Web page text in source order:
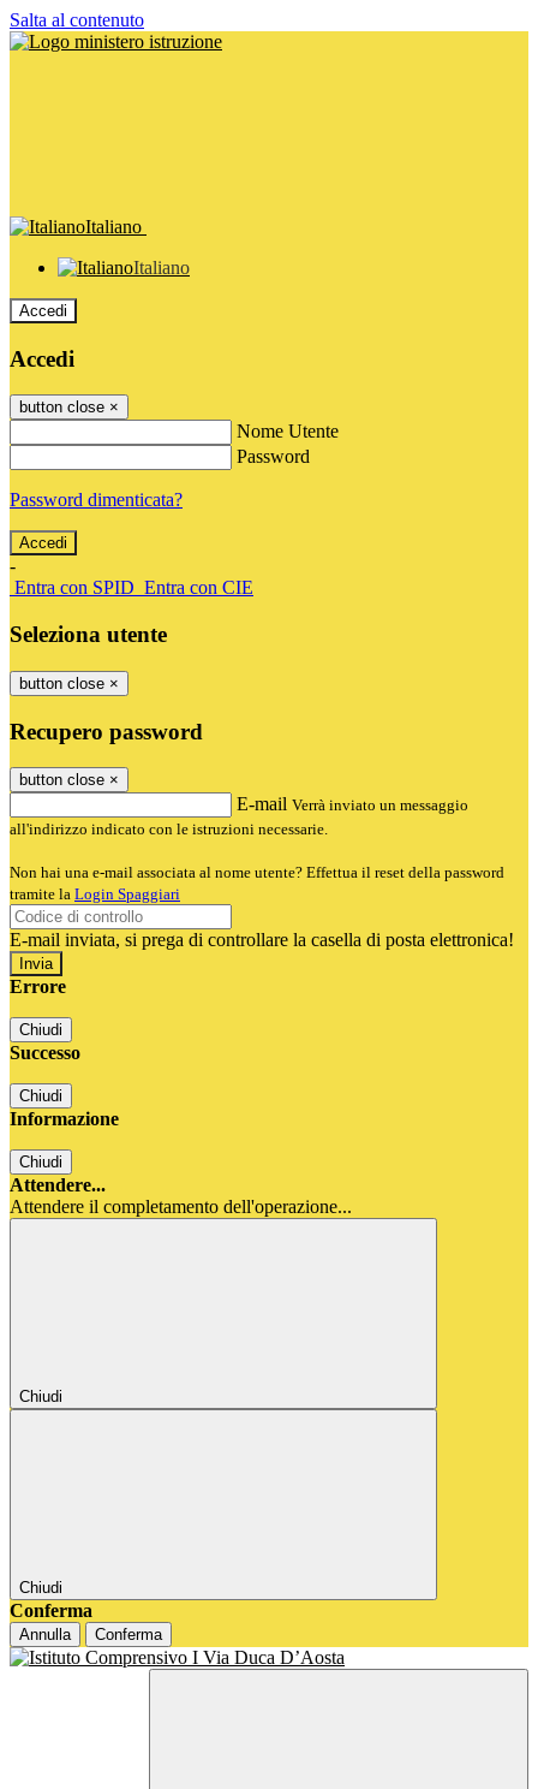
Salta al contenuto
Italiano
Italiano
Accedi
Accedi
button close ×
Nome Utente
Password
Password dimenticata?
-
Entra con SPID Entra con CIE
Seleziona utente
button close ×
Recupero password
button close ×
E-mail Verrà inviato un messaggio
all'indirizzo indicato con le istruzioni necessarie.
Non hai una e-mail associata al nome utente? Effettua il reset della password
tramite la Login Spaggiari
E-mail inviata, si prega di controllare la casella di posta elettronica!
Errore
Chiudi
Successo
Chiudi
Informazione
Chiudi
Attendere...
Attendere il completamento dell'operazione...
Chiudi
Chiudi
Conferma
Annulla Conferma